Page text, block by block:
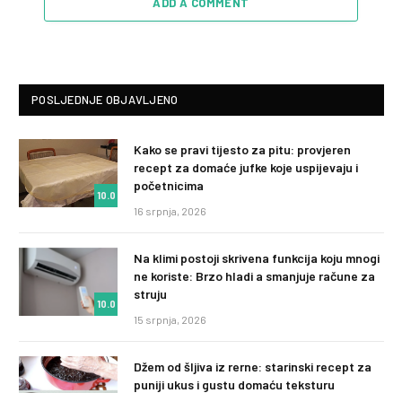
POSLJEDNJE OBJAVLJENO
10.0
Kako se pravi tijesto za pitu: provjeren
recept za domaće jufke koje uspijevaju i
početnicima
16 srpnja, 2026
10.0
Na klimi postoji skrivena funkcija koju mnogi
ne koriste: Brzo hladi a smanjuje račune za
struju
15 srpnja, 2026
Džem od šljiva iz rerne: starinski recept za
puniji ukus i gustu domaću teksturu